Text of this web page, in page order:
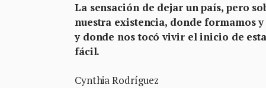
La sensación de dejar un país, pero
nuestra existencia, donde formamos
y donde nos tocó vivir el inicio de
fácil.
Cynthia Rodríguez